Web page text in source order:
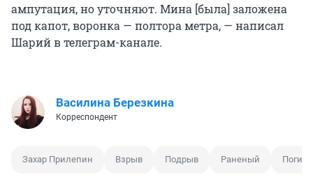
ампутация, но уточняют. Мина [была] заложена
под капот, воронка — полтора метра, — написал
Шарий в телеграм-канале.
Василина Березкина
Корреспондент
Захар Прилепин Взрыв Подрыв Раненый